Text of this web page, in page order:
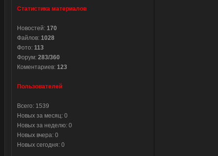
Статистика материалов
Новостей: 170
Файлов: 1028
Фото: 113
Форум: 283/360
Коментариев: 123
Пользователей
Всего: 1539
Новых за месяц: 0
Новых за неделю: 0
Новых вчера: 0
Новых сегодня: 0